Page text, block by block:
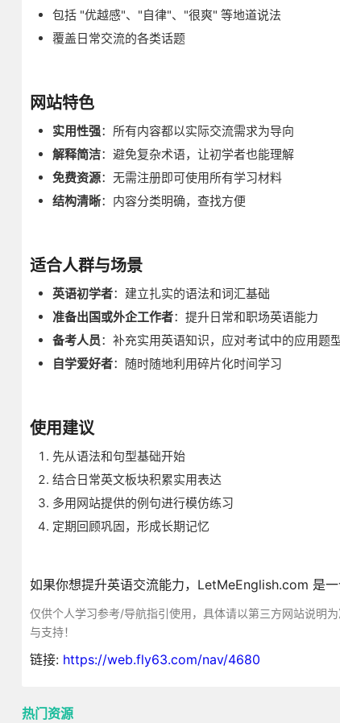
包括 "优越感"、"自律"、"很爽" 等地道说法
覆盖日常交流的各类话题
网站特色
实用性强：所有内容都以实际交流需求为导向
解释简洁：避免复杂术语，让初学者也能理解
免费资源：无需注册即可使用所有学习材料
结构清晰：内容分类明确，查找方便
适合人群与场景
英语初学者：建立扎实的语法和词汇基础
准备出国或外企工作者：提升日常和职场英语能力
备考人员：补充实用英语知识，应对考试中的应用题
自学爱好者：随时随地利用碎片化时间学习
使用建议
先从语法和句型基础开始
结合日常英文板块积累实用表达
多用网站提供的例句进行模仿练习
定期回顾巩固，形成长期记忆
如果你想提升英语交流能力，LetMeEnglish.com 是
仅供个人学习参考/导航指引使用，具体请以第三方网站说明
与支持！
链接: https://web.fly63.com/nav/4680
热门资源